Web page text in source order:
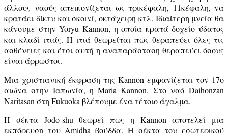
άλλους ναούς απεικονίζεται ως τρικέφαλη, 11κέφαλη, να
κρατάει δίκτυ και σκοινί, οκτάχειρη κτλ. Ιδιαίτερη μνεία θα
κάνουμε στην Yoryu Kannon, η οποία κρατά δοχείο ύδατος
και κλαδί ιτιάς. Η ιτιά θεωρείται πως θεραπεύει όλες τις
ασθένειες και έτσι αυτή η αναπαράσταση θεραπεύει όσους
είναι άρρωστοι.
Μια χριστιανική έκφραση της Kannon εμφανίζεται τον 17ο
αιώνα στην Ιαπωνία, η Maria Kannon. Στο ναό Daihonzan
Naritasan στη Fukuoka βλέπουμε ένα τέτοιο άγαλμα.
Η σέκτα Jodo-shu θεωρεί πως η Kannon αποτελεί μια
εκπόρευση του Amidha βούδδα. Η σέκτα του εσωτερικού